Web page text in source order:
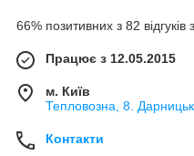
66% позитивних з 82 відгуків
Працює з 12.05.2015
м. Київ
Тепловозна, 8.
Контакти